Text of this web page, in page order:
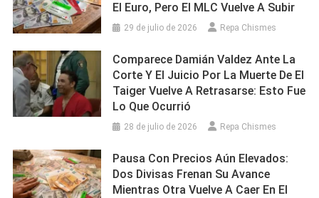
El Euro, Pero El MLC Vuelve A Subir
29 de julio de 2026 Repa Chismes
Comparece Damián Valdez Ante La
Corte Y El Juicio Por La Muerte De El
Taiger Vuelve A Retrasarse: Esto Fue
Lo Que Ocurrió
28 de julio de 2026 Repa Chismes
Pausa Con Precios Aún Elevados:
Dos Divisas Frenan Su Avance
Mientras Otra Vuelve A Caer En El